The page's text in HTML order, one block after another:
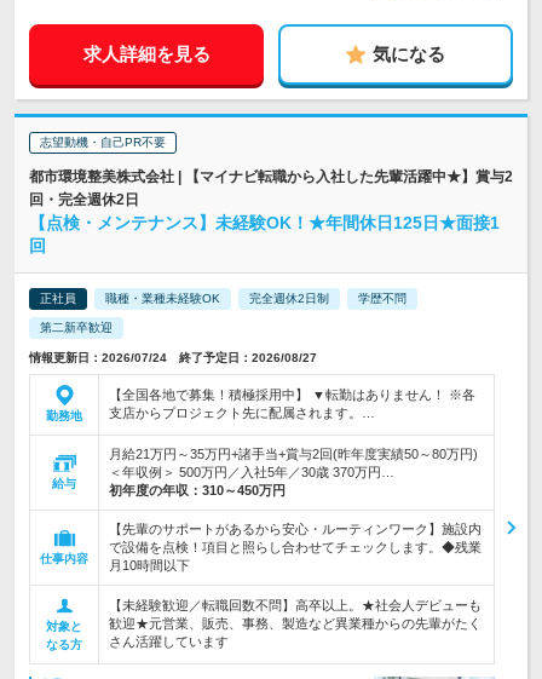
求人詳細を見る 気になる
志望動機・自己PR不要
都市環境整美株式会社 | 【マイナビ転職から入社した先輩活躍中★】賞与2
回・完全週休2日
【点検・メンテナンス】未経験OK！★年間休日125日★面接1
回
正社員 職種・業種未経験OK 完全週休2日制 学歴不問
第二新卒歓迎
情報更新日：2026/07/24 終了予定日：2026/08/27
勤務地
【全国各地で募集！積極採用中】 ▼転勤はありません！ ※各
支店からプロジェクト先に配属されます。…
給与
月給21万円～35万円+諸手当+賞与2回(昨年度実績50～80万円)
＜年収例＞ 500万円／入社5年／30歳 370万円…
初年度の年収： 310～450万円
仕事内容
【先輩のサポートがあるから安心・ルーティンワーク】施設内
で設備を点検！項目と照らし合わせてチェックします。◆残業
月10時間以下
対象と
なる方
【未経験歓迎／転職回数不問】高卒以上。★社会人デビューも
歓迎★元営業、販売、事務、製造など異業種からの先輩がたく
さん活躍しています